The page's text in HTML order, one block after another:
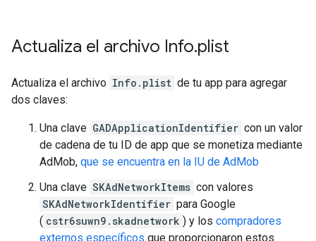
Actualiza el archivo Info.plist
Actualiza el archivo Info.plist de tu app para agregar
dos claves:
Una clave GADApplicationIdentifier con un valor
de cadena de tu ID de app que se monetiza mediante
AdMob, que se encuentra en la IU de AdMob
Una clave SKAdNetworkItems con valores
SKAdNetworkIdentifier para Google
( cstr6suwn9.skadnetwork ) y los compradores
externos específicos que proporcionaron estos